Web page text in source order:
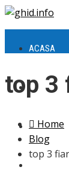
ACASA
CASĂ ȘI
top 3
Home
Blog
top 3